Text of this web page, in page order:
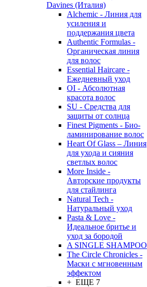
Davines (Италия)
Alchemic - Линия для
усиления и
поддержания цвета
Authentic Formulas -
Органическая линия
для волос
Essential Haircare -
Eжедневный уход
OI - Абсолютная
красота волос
SU - Средства для
защиты от солнца
Finest Pigments - Био-
ламинирование волос
Heart Of Glass – Линия
для ухода и сияния
светлых волос
More Inside -
Авторские продукты
для стайлинга
Natural Tech -
Натуральный уход
Pasta & Love -
Идеальное бритье и
уход за бородой
A SINGLE SHAMPOO
The Circle Chronicles -
Маски с мгновенным
эффектом
+ ЕЩЕ 7